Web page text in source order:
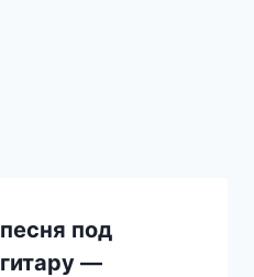
песня под
гитару —